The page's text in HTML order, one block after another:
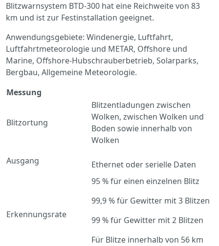
Blitzwarnsystem BTD-300 hat eine Reichweite von 83
km und ist zur Festinstallation geeignet.
Anwendungsgebiete: Windenergie, Luftfahrt,
Luftfahrtmeteorologie und METAR, Offshore und
Marine, Offshore-Hubschrauberbetrieb, Solarparks,
Bergbau, Allgemeine Meteorologie.
Messung
Blitzortung
Blitzentladungen zwischen
Wolken, zwischen Wolken und
Boden sowie innerhalb von
Wolken
Ausgang
Ethernet oder serielle Daten
Erkennungsrate
95 % für einen einzelnen Blitz
99,9 % für Gewitter mit 3 Blitzen
99 % für Gewitter mit 2 Blitzen
Für Blitze innerhalb von 56 km